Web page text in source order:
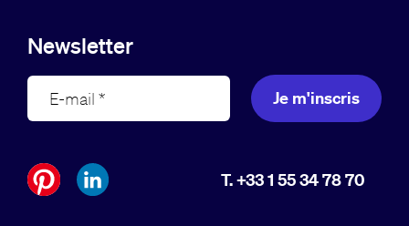
Newsletter
Je m'inscris
T. +33 1 55 34 78 70